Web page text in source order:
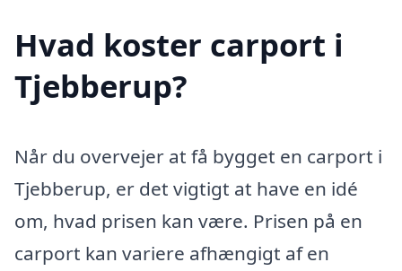
Hvad koster carport i
Tjebberup?
Når du overvejer at få bygget en carport i
Tjebberup, er det vigtigt at have en idé
om, hvad prisen kan være. Prisen på en
carport kan variere afhængigt af en